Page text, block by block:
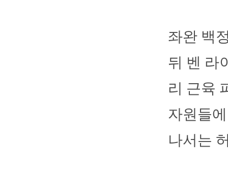
좌완 백
뒤 벤 라
리 근육
자원들
나서는